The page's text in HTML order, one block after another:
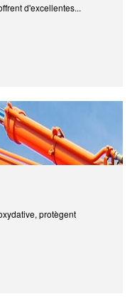
d'excellentes...
protègent